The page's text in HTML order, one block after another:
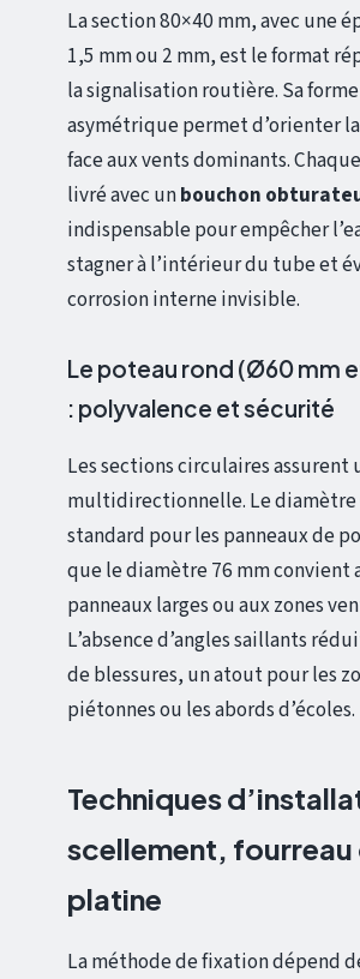
La section 80×40 mm, avec une
1,5 mm ou 2 mm, est le format
la signalisation routière. Sa forme
asymétrique permet d’orienter
face aux vents dominants.
livré avec unbouchon
indispensable pour empêcher
stagner à l’intérieur du tube et
corrosion interne invisible.
Le poteau rond (Ø60 mm
: polyvalence et sécurité
Les sections circulaires
multidirectionnelle. Le diamètre
standard pour les panneaux de
que le diamètre 76 mm convient
panneaux larges ou aux zones
L’absence d’angles saillants
de blessures, un atout pour les
piétonnes ou les abords d’écoles.
Techniques
scellement, fourreau
platine
La méthode de fixation dépend